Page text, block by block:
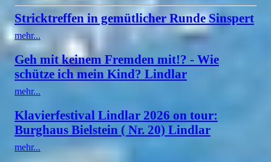
Stricktreffen in gemütlicher Runde Sinspert
mehr...
Geh mit keinem Fremden mit!? - Wie
schütze ich mein Kind? Lindlar
mehr...
Klavierfestival Lindlar 2026 on tour:
Burghaus Bielstein ( Nr. 20) Lindlar
mehr...